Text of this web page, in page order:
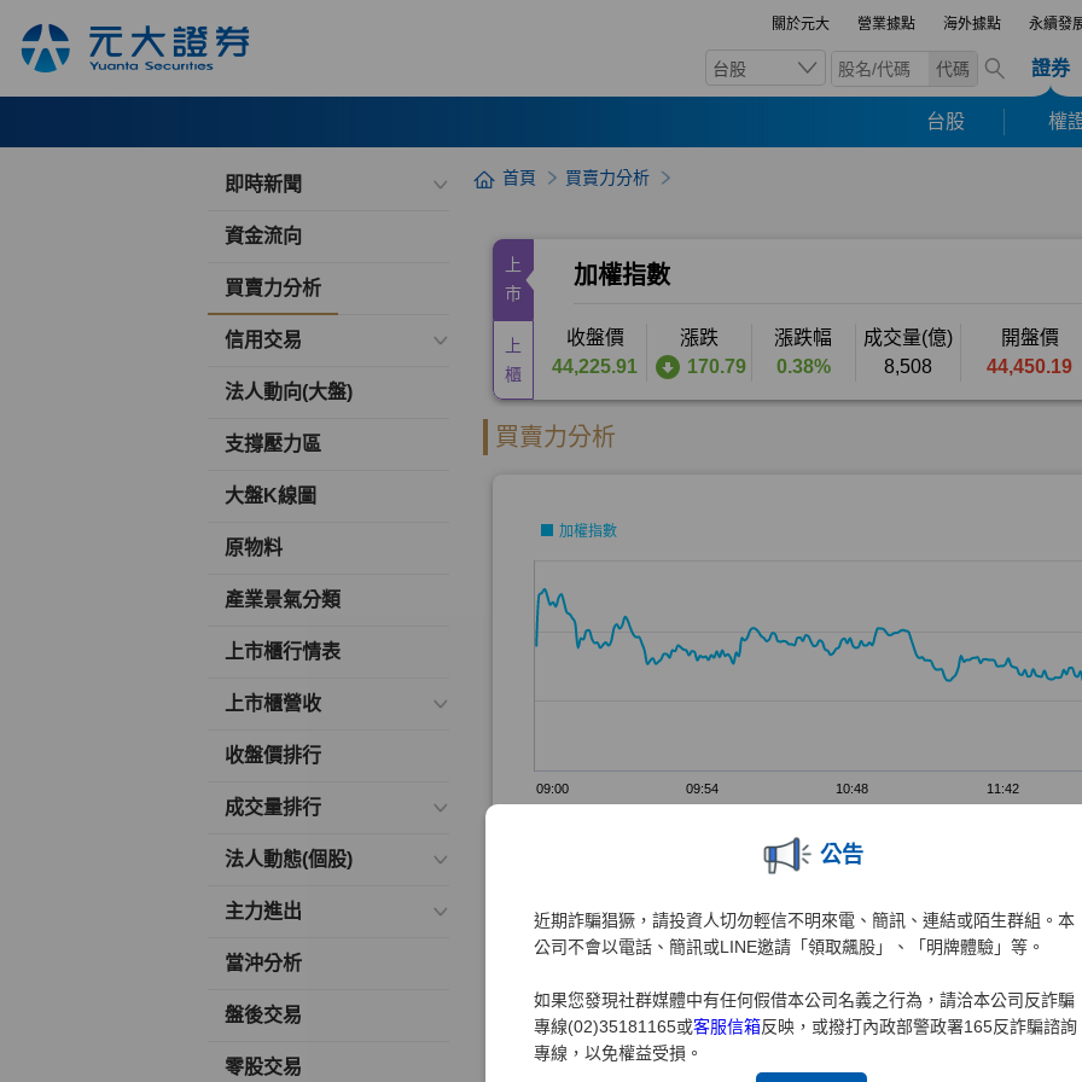
關於元大 營業據點 海外據點 永續發
台股 代碼 證券
台股 權
公告
近期詐騙猖獗，請投資人切勿輕信不明來電、簡訊、連結或陌生群組。本
公司不會以電話、簡訊或LINE邀請「領取飆股」、「明牌體驗」等。
如果您發現社群媒體中有任何假借本公司名義之行為，請洽本公司反詐騙
專線(02)35181165或客服信箱反映，或撥打內政部警政署165反詐騙諮詢
專線，以免權益受損。
即時新聞
資金流向
買賣力分析
信用交易
法人動向(大盤)
支撐壓力區
大盤K線圖
原物料
產業景氣分類
上市櫃行情表
上市櫃營收
收盤價排行
成交量排行
法人動態(個股)
主力進出
當沖分析
盤後交易
零股交易
首頁 買賣力分析